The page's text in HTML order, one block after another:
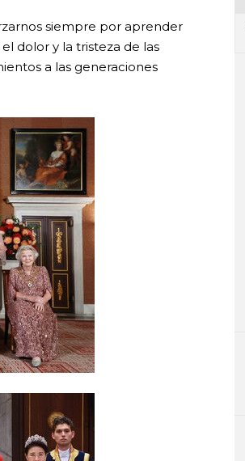
siempre por aprender
dolor y la tristeza de las
a las generaciones